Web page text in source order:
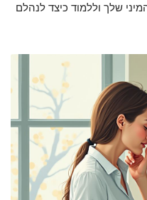
שלך וללמוד כיצד לנהלם